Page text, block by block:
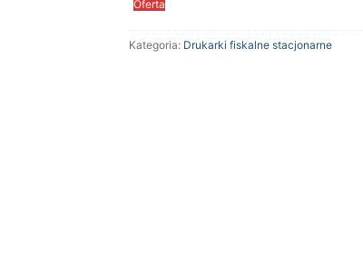
Oferta
Kategoria: Drukarki fiskalne stacjonarne